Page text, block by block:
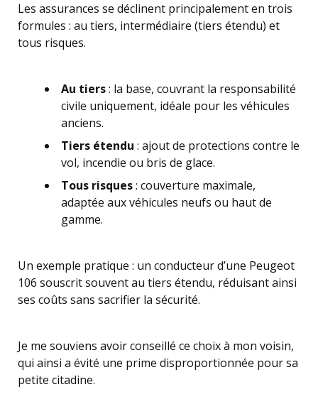
Les assurances se déclinent principalement en trois
formules : au tiers, intermédiaire (tiers étendu) et
tous risques.
Au tiers: la base, couvrant la responsabilité
civile uniquement, idéale pour les véhicules
anciens.
Tiers étendu : ajout de protections contre le
vol, incendie ou bris de glace.
Tous risques: couverture maximale,
adaptée aux véhicules neufs ou haut de
gamme.
Un exemple pratique : un conducteur d’une Peugeot
106 souscrit souvent au tiers étendu, réduisant ainsi
ses coûts sans sacrifier la sécurité.
Je me souviens avoir conseillé ce choix à mon voisin,
qui ainsi a évité une prime disproportionnée pour sa
petite citadine.